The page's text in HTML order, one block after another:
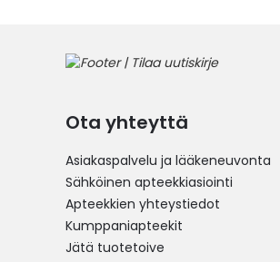
Ota yhteyttä
Asiakaspalvelu ja lääkeneuvonta
Sähköinen apteekkiasiointi
Apteekkien yhteystiedot
Kumppaniapteekit
Jätä tuotetoive